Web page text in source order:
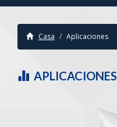
Casa Aplicaciones
APLICACIONES